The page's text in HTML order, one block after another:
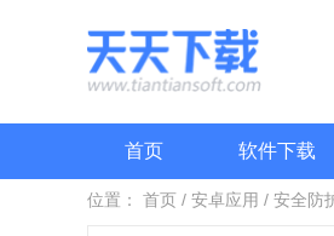
首页 软件下载
位置： 首页 / 安卓应用 / 安全防